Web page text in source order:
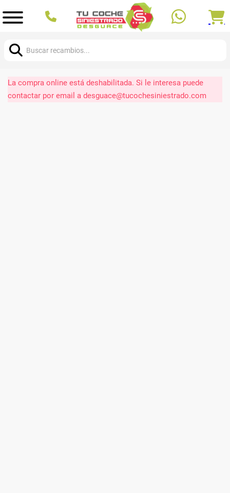
La compra online está deshabilitada. Si le interesa puede
contactar por email a desguace@tucochesiniestrado.com